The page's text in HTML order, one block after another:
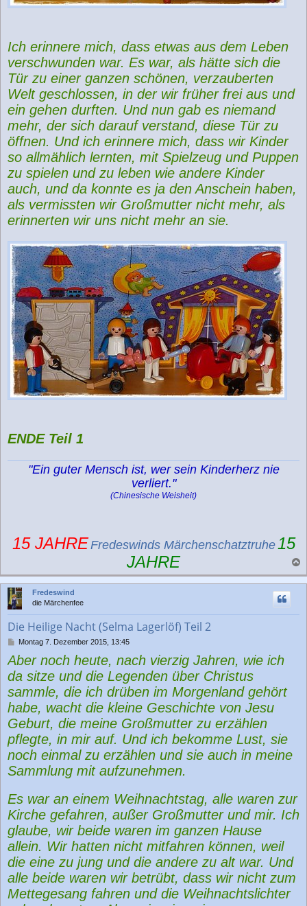
Ich erinnere mich, dass etwas aus dem Leben
verschwunden war. Es war, als hätte sich die
Tür zu einer ganzen schönen, verzauberten
Welt geschlossen, in der wir früher frei aus und
ein gehen durften. Und nun gab es niemand
mehr, der sich darauf verstand, diese Tür zu
öffnen. Und ich erinnere mich, dass wir Kinder
so allmählich lernten, mit Spielzeug und Puppen
zu spielen und zu leben wie andere Kinder
auch, und da konnte es ja den Anschein haben,
als vermissten wir Großmutter nicht mehr, als
erinnerten wir uns nicht mehr an sie.
ENDE Teil 1
"Ein guter Mensch ist, wer sein Kinderherz nie
verliert."
(Chinesische Weisheit)
15 JAHRE Fredeswinds Märchenschatztruhe 15
JAHRE
a
c
Fredeswind
die Märchenfee
Die Heilige Nacht (Selma Lagerlöf) Teil 2
B
i
t
r
a
Montag 7. Dezember 2015, 13:45
Aber noch heute, nach vierzig Jahren, wie ich
da sitze und die Legenden über Christus
sammle, die ich drüben im Morgenland gehört
habe, wacht die kleine Geschichte von Jesu
Geburt, die meine Großmutter zu erzählen
pflegte, in mir auf. Und ich bekomme Lust, sie
noch einmal zu erzählen und sie auch in meine
Sammlung mit aufzunehmen.
Es war an einem Weihnachtstag, alle waren zur
Kirche gefahren, außer Großmutter und mir. Ich
glaube, wir beide waren im ganzen Hause
allein. Wir hatten nicht mitfahren können, weil
die eine zu jung und die andere zu alt war. Und
alle beide waren wir betrübt, dass wir nicht zum
Mettegesang fahren und die Weihnachtslichter